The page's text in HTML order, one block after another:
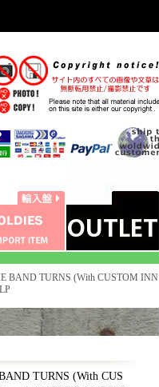
BAND TURNS (With CUSTOM INN
TURNS (With CUS